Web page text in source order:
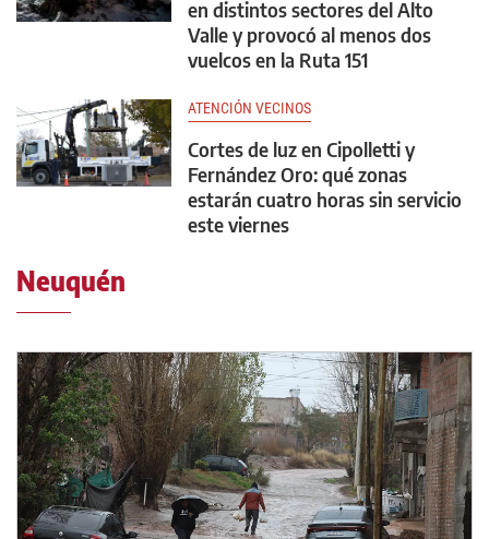
en distintos sectores del Alto
Valle y provocó al menos dos
vuelcos en la Ruta 151
ATENCIÓN VECINOS
Cortes de luz en Cipolletti y
Fernández Oro: qué zonas
estarán cuatro horas sin servicio
este viernes
Neuquén